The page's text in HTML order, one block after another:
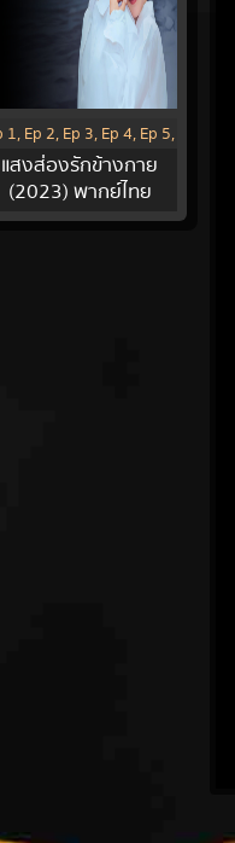
1, Ep 2, Ep 3, Ep 4, Ep 5,
Ep(2023)
แสงส่องรักข้างกาย
(2023) พากย์ไทย